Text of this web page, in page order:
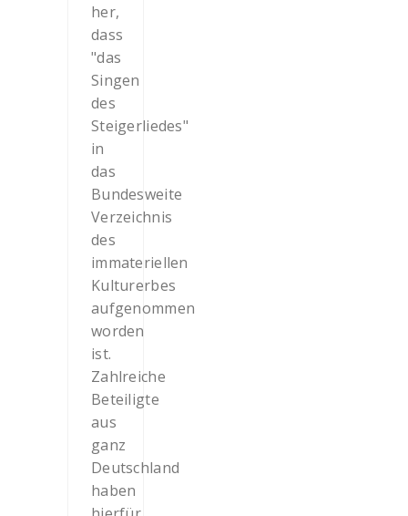
her,
dass
"das
Singen
des
Steigerliedes"
in
das
Bundesweite
Verzeichnis
des
immateriellen
Kulturerbes
aufgenommen
worden
ist.
Zahlreiche
Beteiligte
aus
ganz
Deutschland
haben